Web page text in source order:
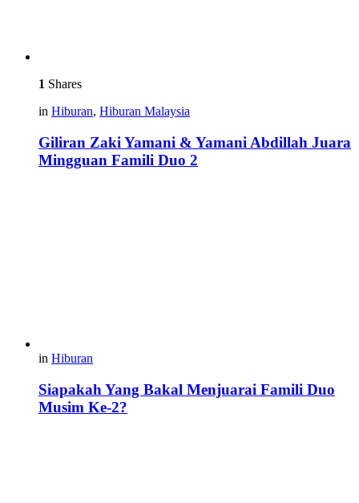
1 Shares
in Hiburan, Hiburan Malaysia
Giliran Zaki Yamani & Yamani Abdillah Juara
Mingguan Famili Duo 2
in Hiburan
Siapakah Yang Bakal Menjuarai Famili Duo
Musim Ke-2?